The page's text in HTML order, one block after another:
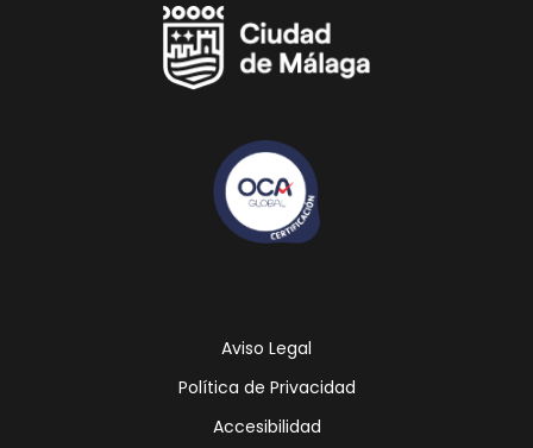
facebook
youtube
Aviso Legal
Política de Privacidad
Accesibilidad